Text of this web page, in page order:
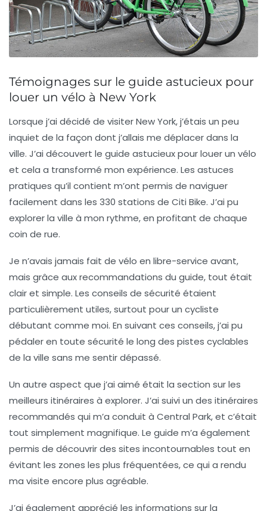
Témoignages sur le guide astucieux pour
louer un vélo à New York
Lorsque j’ai décidé de visiter New York, j’étais un peu
inquiet de la façon dont j’allais me déplacer dans la
ville. J’ai découvert le guide astucieux pour louer un vélo
et cela a transformé mon expérience. Les astuces
pratiques qu’il contient m’ont permis de naviguer
facilement dans les 330 stations de Citi Bike. J’ai pu
explorer la ville à mon rythme, en profitant de chaque
coin de rue.
Je n’avais jamais fait de vélo en libre-service avant,
mais grâce aux recommandations du guide, tout était
clair et simple. Les conseils de sécurité étaient
particulièrement utiles, surtout pour un cycliste
débutant comme moi. En suivant ces conseils, j’ai pu
pédaler en toute sécurité le long des pistes cyclables
de la ville sans me sentir dépassé.
Un autre aspect que j’ai aimé était la section surles
meilleurs itinéraires à explorer. J’ai suivi un des itinéraires
recommandés qui m’a conduit à Central Park, et c’était
tout simplement magnifique. Le guide m’a également
permis de découvrir des sites incontournables tout en
évitant les zones les plus fréquentées, ce qui a rendu
ma visite encore plus agréable.
J’ai également apprécié les informations sur la